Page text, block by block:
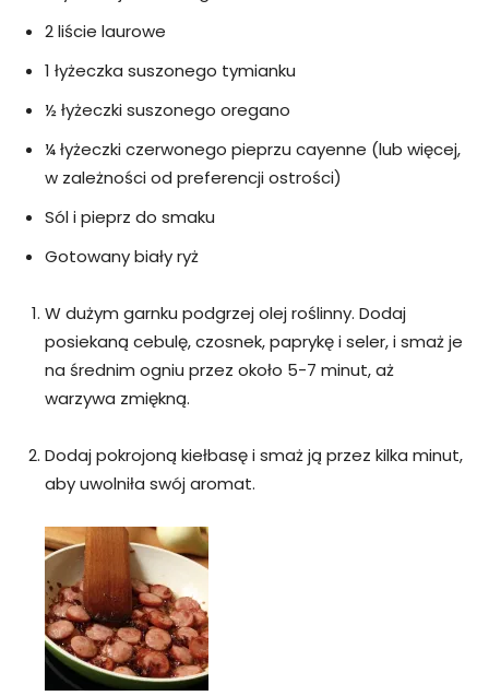
2 liście laurowe
1 łyżeczka suszonego tymianku
½ łyżeczki suszonego oregano
¼ łyżeczki czerwonego pieprzu cayenne (lub więcej,
w zależności od preferencji ostrości)
Sól i pieprz do smaku
Gotowany biały ryż
W dużym garnku podgrzej olej roślinny. Dodaj
posiekaną cebulę, czosnek, paprykę i seler, i smaż je
na średnim ogniu przez około 5-7 minut, aż
warzywa zmiękną.
Dodaj pokrojoną kiełbasę i smaż ją przez kilka minut,
aby uwolniła swój aromat.